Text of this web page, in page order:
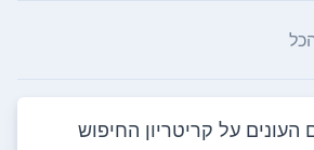
העונים על קריטריון החיפוש